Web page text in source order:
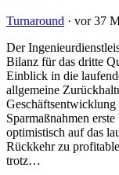
Turnaround · vor 37
Der
Bilanz für das dritte
Einblick in die
allgemeine
Sparmaßnahmen
optimistisch auf das
Rückkehr zu
trotz…